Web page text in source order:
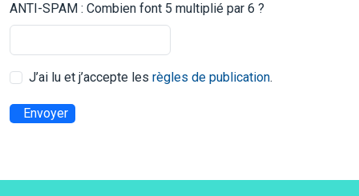
ANTI-SPAM : Combien font 5 multiplié par 6 ?
J’ai lu et j’accepte les règles de publication.
Envoyer